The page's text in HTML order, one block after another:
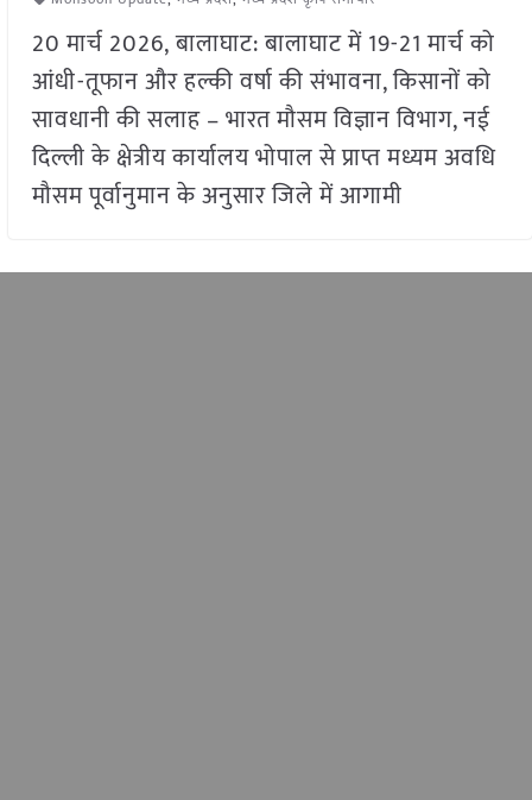
20 मार्च 2026, बालाघाट: बालाघाट में 19-21 मार्च को
आंधी-तूफान और हल्की वर्षा की संभावना, किसानों को
सावधानी की सलाह – भारत मौसम विज्ञान विभाग, नई
दिल्ली के क्षेत्रीय कार्यालय भोपाल से प्राप्त मध्यम अवधि
मौसम पूर्वानुमान के अनुसार जिले में आगामी